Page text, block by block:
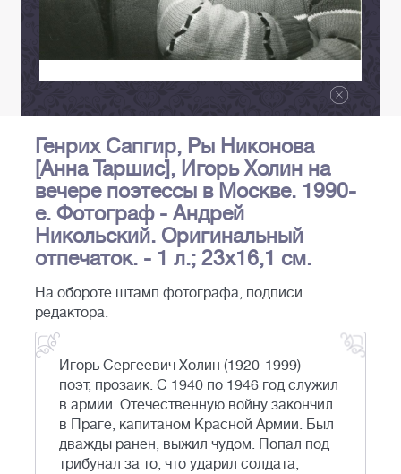
Генрих Сапгир, Ры Никонова
[Анна Таршис], Игорь Холин на
вечере поэтессы в Москве. 1990-
е. Фотограф - Андрей
Никольский. Оригинальный
отпечаток. - 1 л.; 23х16,1 см.
На обороте штамп фотографа, подписи
редактора.
Игорь Сергеевич Холин (1920-1999) —
поэт, прозаик. С 1940 по 1946 год служил
в армии. Отечественную войну закончил
в Праге, капитаном Красной Армии. Был
дважды ранен, выжил чудом. Попал под
трибунал за то, что ударил солдата,